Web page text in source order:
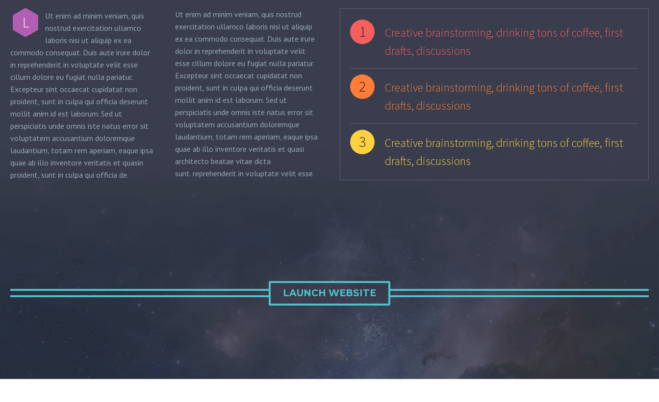
L
Ut enim ad minim veniam, quis
nostrud exercitation ullamco
laboris nisi ut aliquip ex ea
commodo consequat. Duis aute irure dolor
in reprehenderit in voluptate velit esse
cillum dolore eu fugiat nulla pariatur.
Excepteur sint occaecat cupidatat non
proident, sunt in culpa qui officia deserunt
mollit anim id est laborum. Sed ut
perspiciatis unde omnis iste natus error sit
voluptatem accusantium doloremque
laudantium, totam rem aperiam, eaque ipsa
quae ab illo inventore veritatis et quasin
proident, sunt in culpa qui officia de.
Ut enim ad minim veniam, quis nostrud
exercitation ullamco laboris nisi ut aliquip
ex ea commodo consequat. Duis aute irure
dolor in reprehenderit in voluptate velit
esse cillum dolore eu fugiat nulla pariatur.
Excepteur sint occaecat cupidatat non
proident, sunt in culpa qui officia deserunt
mollit anim id est laborum. Sed ut
perspiciatis unde omnis iste natus error sit
voluptatem accusantium doloremque
laudantium, totam rem aperiam, eaque ipsa
quae ab illo inventore veritatis et quasi
architecto beatae vitae dicta
sunt. reprehenderit in voluptate velit esse.
1
Creative brainstorming, drinking tons of coffee, first
drafts, discussions
2
Creative brainstorming, drinking tons of coffee, first
drafts, discussions
3
Creative brainstorming, drinking tons of coffee, first
drafts, discussions
LAUNCH WEBSITE